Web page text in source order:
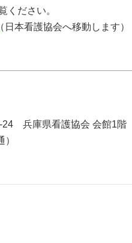
ください。
（日本看護協会へ移動します）
24 兵庫県看護協会 会館1階